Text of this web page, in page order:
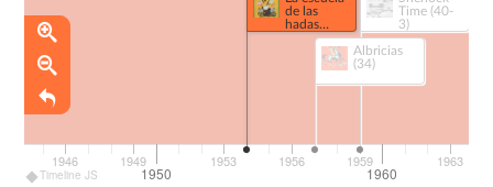
Timeline JS
de las
hadas
(404)
Albricias
(34)
Time (40-
3)
1950 1960
1946 1949 1953 1956 1959 1963